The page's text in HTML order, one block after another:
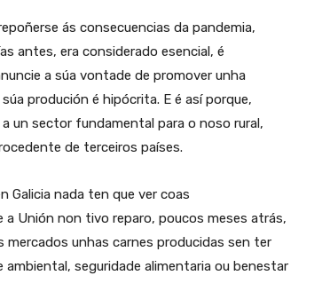
ás consecuencias da pandemia,
antes, era considerado esencial, é
a súa vontade de promover unha
produción é hipócrita. E é así porque,
un sector fundamental para o noso rural,
de terceiros países.
Galicia nada ten que ver coas
Unión non tivo reparo, poucos meses atrás,
unhas carnes producidas sen ter
seguridade alimentaria ou benestar